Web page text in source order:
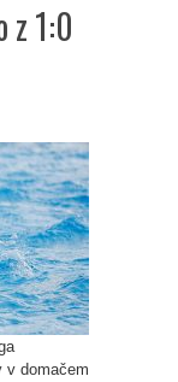
z 1:0
v domačem